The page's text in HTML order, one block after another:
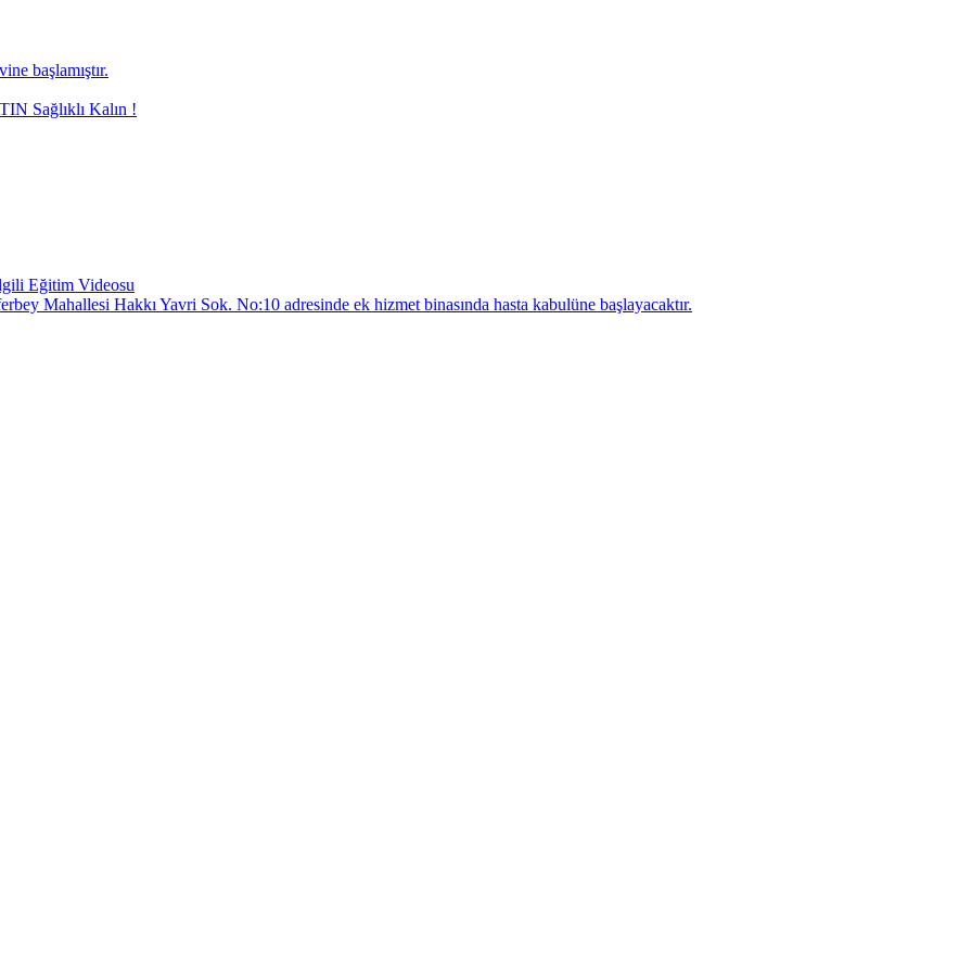
başlamıştır.
Sağlıklı Kalın !
Eğitim Videosu
Mahallesi Hakkı Yavri Sok. No:10 adresinde ek hizmet binasında hasta kabulüne başlayacaktır.